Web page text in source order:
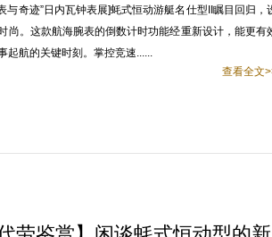
与奇迹”日内瓦钟表展]蚝式恒动游艇名仕型II瞩目回归，
尚。这款航海腕表的倒数计时功能经重新设计，能更有
起航的关键时刻。掌控竞速......
查看全文